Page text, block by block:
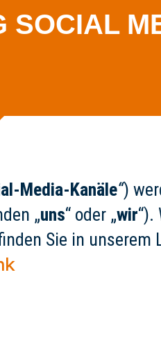
SOCIAL
Media-Kanäle“)
„uns“ oder „wir“).
Sie in unserem